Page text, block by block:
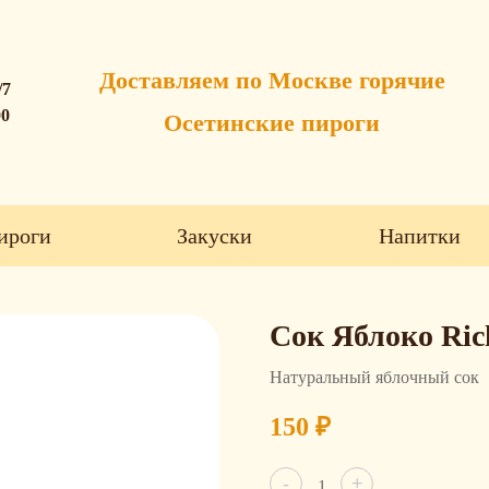
Доставляем по Москве горячие
Осетинские пироги
Закуски Напитки
Сок Яблоко
Натуральный яблочный сок
150₽
-
Количество
+